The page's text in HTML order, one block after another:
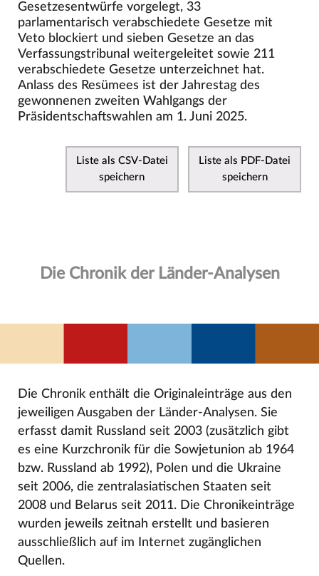
Gesetzesentwürfe vorgelegt, 33
parlamentarisch verabschiedete Gesetze mit
Veto blockiert und sieben Gesetze an das
Verfassungstribunal weitergeleitet sowie 211
verabschiedete Gesetze unterzeichnet hat.
Anlass des Resümees ist der Jahrestag des
gewonnenen zweiten Wahlgangs der
Präsidentschaftswahlen am 1. Juni 2025.
Liste als CSV-Datei
speichern
Liste als PDF-Datei
speichern
Die Chronik der Länder-Analysen
Die Chronik enthält die Originaleinträge aus den
jeweiligen Ausgaben der Länder-Analysen. Sie
erfasst damit Russland seit 2003 (zusätzlich gibt
es eine Kurzchronik für die Sowjetunion ab 1964
bzw. Russland ab 1992), Polen und die Ukraine
seit 2006, die zentralasiatischen Staaten seit
2008 und Belarus seit 2011. Die Chronikeinträge
wurden jeweils zeitnah erstellt und basieren
ausschließlich auf im Internet zugänglichen
Quellen.